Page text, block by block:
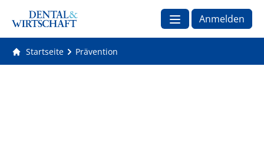
Anmelden
Startseite Prävention